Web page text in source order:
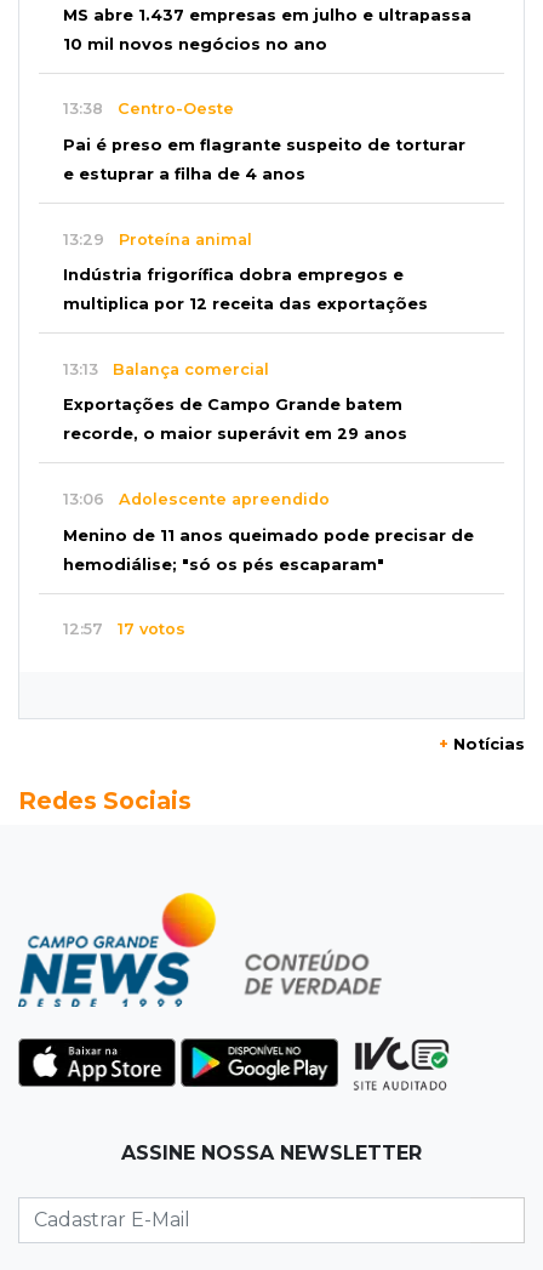
MS abre 1.437 empresas em julho e ultrapassa
10 mil novos negócios no ano
13:38 Centro-Oeste
Pai é preso em flagrante suspeito de torturar
e estuprar a filha de 4 anos
13:29 Proteína animal
Indústria frigorífica dobra empregos e
multiplica por 12 receita das exportações
13:13 Balança comercial
Exportações de Campo Grande batem
recorde, o maior superávit em 29 anos
13:06 Adolescente apreendido
Menino de 11 anos queimado pode precisar de
hemodiálise; "só os pés escaparam"
12:57 17 votos
Semana cultural reúne grandes nomes da
O terrorismo começa pela dignidade humana
12:43Esporte Equestre
amazona de MS quer chegar ao Texas
Empresário investigado em 2023 volta a ser
+ Notícias
Redes Sociais
ASSINE NOSSA NEWSLETTER